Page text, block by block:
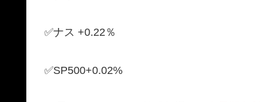
✅ナス +0.22％
✅SP500+0.02%